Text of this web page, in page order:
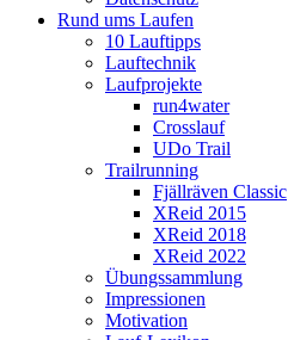
Rund ums Laufen
10 Lauftipps
Lauftechnik
Laufprojekte
run4water
Crosslauf
UDo Trail
Trailrunning
Fjällräven Classic
XReid 2015
XReid 2018
XReid 2022
Übungssammlung
Impressionen
Motivation